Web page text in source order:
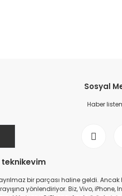
Sosyal
Haber
teknikevim
ayrılmaz bir parçası haline geldi.
yönlendiriyor. Biz, Vivo,